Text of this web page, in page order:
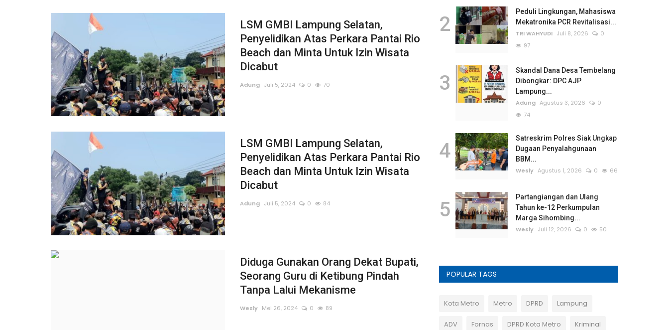
LSM GMBI Lampung Selatan,
Penyelidikan Atas Perkara Pantai Rio
Beach dan Minta Untuk Izin Wisata
Dicabut
Adung Juli 5, 2024 0 70
LSM GMBI Lampung Selatan,
Penyelidikan Atas Perkara Pantai Rio
Beach dan Minta Untuk Izin Wisata
Dicabut
Adung Juli 5, 2024 0 84
Diduga Gunakan Orang Dekat Bupati,
Seorang Guru di Ketibung Pindah
Tanpa Lalui Mekanisme
Wesly Mei 26, 2024 0 89
2
Peduli Lingkungan, Mahasiswa
Mekatronika PCR Revitalisasi...
TRI WAHYUDI Juli 8, 2026
0
97
3
Skandal Dana Desa Tembelang
Dibongkar: DPC AJP
Lampung...
Adung Agustus 3, 2026
0
74
4
Satreskrim Polres Siak Ungkap
Dugaan Penyalahgunaan
BBM...
Wesly Agustus 1, 2026 0 66
5
Partangiangan dan Ulang
Tahun ke-12 Perkumpulan
Marga Sihombing...
Wesly Juli 12, 2026 0 50
POPULAR TAGS
Kota Metro Metro DPRD Lampung
ADV Fornas DPRD Kota Metro Kriminal